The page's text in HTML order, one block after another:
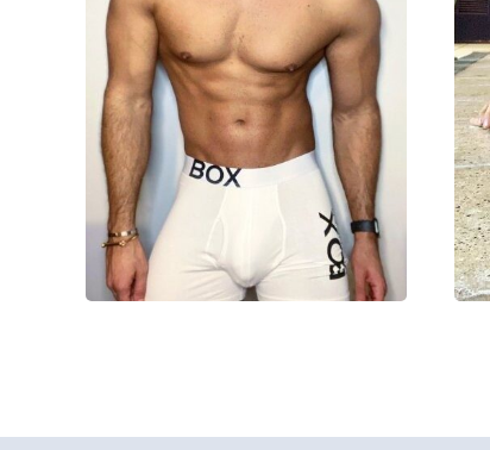
Родион
30000₽
170000₽
Восточный
Авиамоторная